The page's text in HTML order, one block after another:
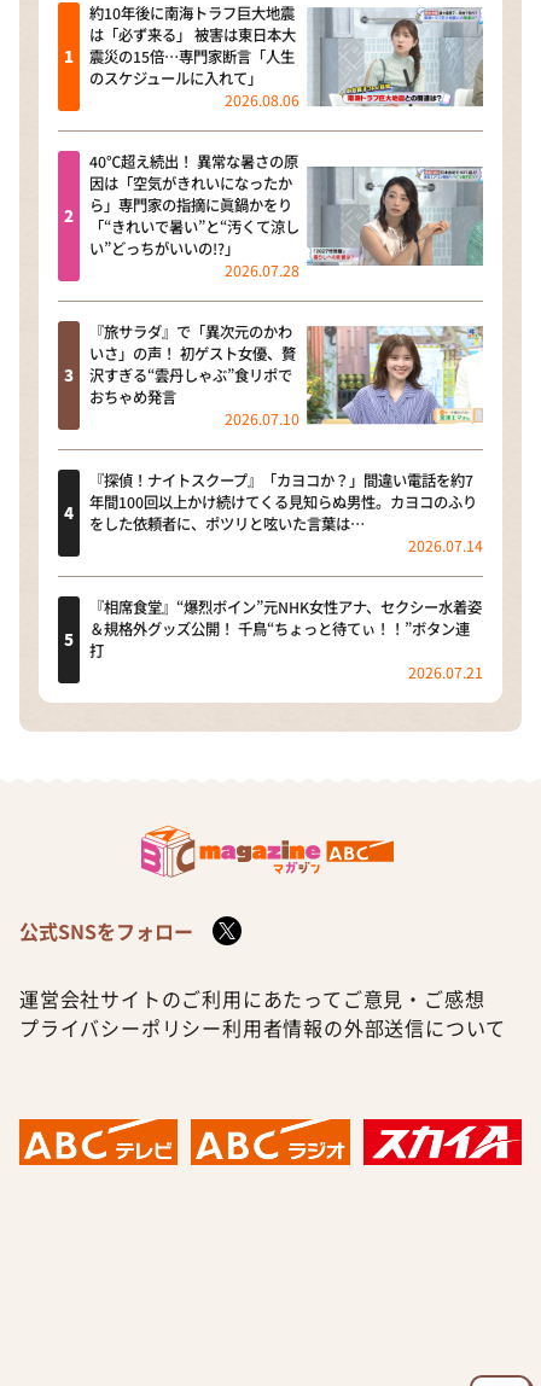
約10年後に南海トラフ巨大地震
は「必ず来る」 被害は東日本大
震災の15倍…専門家断言「人生
のスケジュールに入れて」
2026.08.06
40℃超え続出！ 異常な暑さの原
因は「空気がきれいになったか
ら」専門家の指摘に眞鍋かをり
「“きれいで暑い”と“汚くて涼し
い”どっちがいいの!?」
2026.07.28
『旅サラダ』で「異次元のかわ
いさ」の声！ 初ゲスト女優、贅
沢すぎる“雲丹しゃぶ”食リポで
おちゃめ発言
2026.07.10
『探偵！ナイトスクープ』「カヨコか？」間違い電話を約7
年間100回以上かけ続けてくる見知らぬ男性。カヨコのふり
をした依頼者に、ポツリと呟いた言葉は…
2026.07.14
『相席食堂』“爆烈ボイン”元NHK女性アナ、セクシー水着姿
＆規格外グッズ公開！ 千鳥“ちょっと待てぃ！！”ボタン連
打
2026.07.21
公式SNSをフォロー
運営会社サイトのご利用にあたって ご意見・ご感想
プライバシーポリシー利用者情報の外部送信について